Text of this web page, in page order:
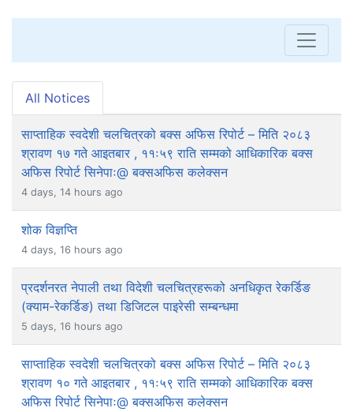
All Notices
साप्ताहिक स्वदेशी चलचित्रको बक्स अफिस रिपोर्ट – मिति २०८३
श्रावण १७ गते आइतबार , ११ः५९ राति सम्मको आधिकारिक बक्स
अफिस रिपोर्ट सिनेपाः@ बक्सअफिस कलेक्सन
4 days, 14 hours ago
शोक विज्ञप्ति
4 days, 16 hours ago
प्रदर्शनरत नेपाली तथा विदेशी चलचित्रहरूको अनधिकृत रेकर्डिङ
(क्याम-रेकर्डिङ) तथा डिजिटल पाइरेसी सम्बन्धमा
5 days, 16 hours ago
साप्ताहिक स्वदेशी चलचित्रको बक्स अफिस रिपोर्ट – मिति २०८३
श्रावण १० गते आइतबार , ११ः५९ राति सम्मको आधिकारिक बक्स
अफिस रिपोर्ट सिनेपाः@ बक्सअफिस कलेक्सन